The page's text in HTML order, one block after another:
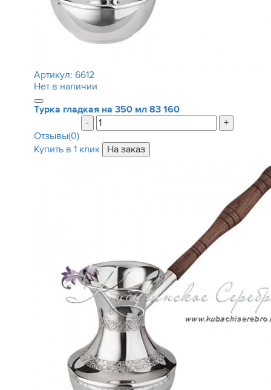
Артикул: 6612
Нет в наличии
Турка гладкая на 350 мл 83 160
-
+
Отзывы(0)
Купить в 1 клик